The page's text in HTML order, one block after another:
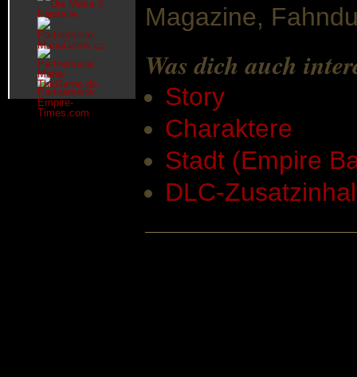
Magazine,
Was dich auch
Story
Charaktere
Stadt (Empire
DLC-